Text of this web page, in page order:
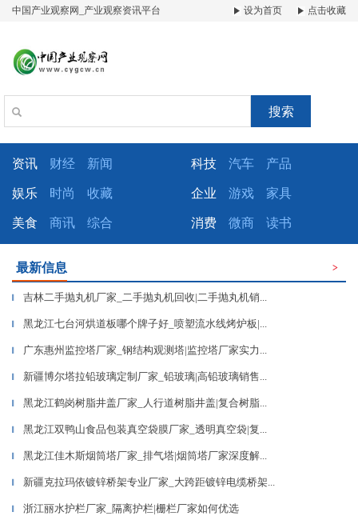
中国产业观察网_产业观察资讯平台 设为首页 点击收藏
搜索
资讯 财经 新闻 科技 汽车 产品
娱乐 时尚 收藏 企业 游戏 家具
美食 商讯 综合 消费 微商 读书
最新信息 >
▎ 吉林二手抛丸机厂家_二手抛丸机回收|二手抛丸机销...
▎ 黑龙江七台河烘道板哪个牌子好_喷塑流水线烤炉板|...
▎ 广东惠州监控塔厂家_钢结构观测塔|监控塔厂家实力...
▎ 新疆博尔塔拉铅玻璃定制厂家_铅玻璃|高铅玻璃销售...
▎ 黑龙江鹤岗树脂井盖厂家_人行道树脂井盖|复合树脂...
▎ 黑龙江双鸭山食品包装真空袋膜厂家_透明真空袋|复...
▎ 黑龙江佳木斯烟筒塔厂家_排气塔|烟筒塔厂家深度解...
▎ 新疆克拉玛依镀锌桥架专业厂家_大跨距镀锌电缆桥架...
▎ 浙江丽水护栏厂家_隔离护栏|栅栏厂家如何优选